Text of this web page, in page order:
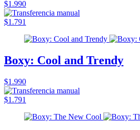
$1.990
$1.791
Boxy: Cool and Trendy
$1.990
$1.791